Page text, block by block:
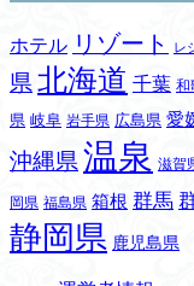
ホテル リゾート レ
県 北海道 千葉 和
県 岐阜 岩手県 広島県 愛
沖縄県 温泉 滋賀
岡県 福島県 箱根 群馬
静岡県 鹿児島県